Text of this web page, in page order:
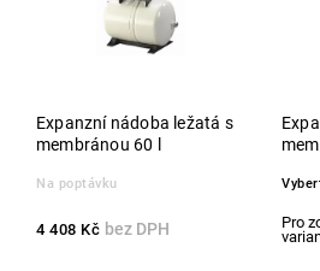
Expanzní nádoba ležatá s
membránou 60 l
Na poptávku
4 408 Kč